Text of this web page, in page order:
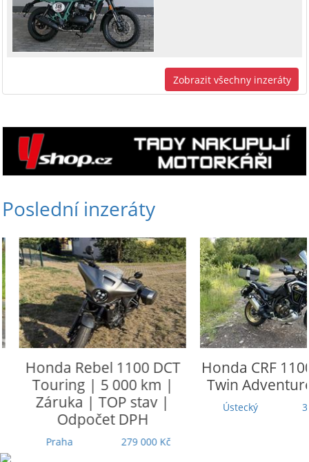
Zobrazit všechny inzeráty
Poslední inzeráty
HondaRebel 1100 DCT
Touring | 5 000 km |
Záruka | TOP stav |
Odpočet DPH
Praha 279 000 Kč
HondaCRF 1100
Twin Adventure
Ústecký